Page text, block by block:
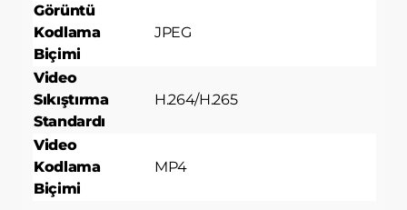
Görüntü
Kodlama
Biçimi
JPEG
Video
Sıkıştırma
Standardı
H.264/H.265
Video
Kodlama
Biçimi
MP4